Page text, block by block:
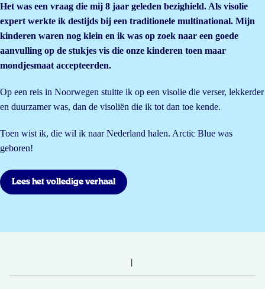
Het was een vraag die mij 8 jaar geleden bezighield. Als visolie
expert werkte ik destijds bij een traditionele multinational. Mijn
kinderen waren nog klein en ik was op zoek naar een goede
aanvulling op de stukjes vis die onze kinderen toen maar
mondjesmaat accepteerden.
Op een reis in Noorwegen stuitte ik op een visolie die verser, lekkerder
en duurzamer was, dan de visoliën die ik tot dan toe kende.
Toen wist ik, die wil ik naar Nederland halen. Arctic Blue was
geboren!
Lees het volledige verhaal